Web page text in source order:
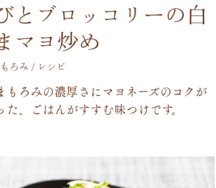
とブロッコリーの白
マヨ炒め
ろみ / レシピ
も ろみの濃厚さ にマ ヨネーズのコクが
た、 ごはんがすすむ味つけです。